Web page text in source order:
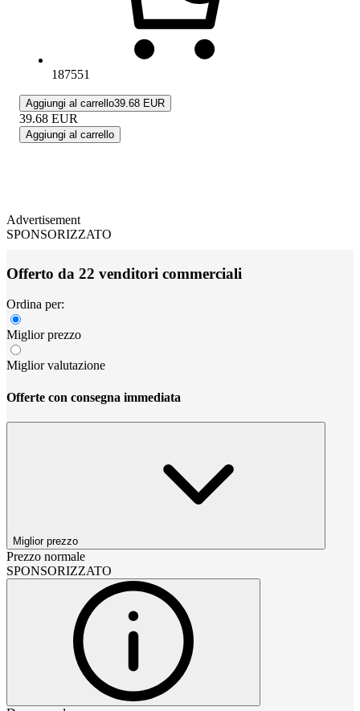
187551
Aggiungi al carrello39.68 EUR
39.68 EUR
Aggiungi al carrello
Advertisement
SPONSORIZZATO
Offerto da 22 venditori commerciali
Ordina per:
Miglior prezzo
Miglior valutazione
Offerte con consegna immediata
Miglior prezzo
Prezzo normale
SPONSORIZZATO